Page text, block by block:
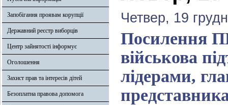
Запобігання проявам корупції
Державний реєстр виборців
Центр зайнятості інформує
Оголошення
Захист прав та інтересів дітей
Безоплатна правова допомога
Четвер, 19
Посилення
військова
лідерами,